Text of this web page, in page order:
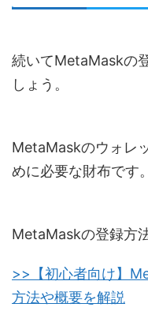
続いてMetaMaskの
しょう。
MetaMaskのウォレ
めに必要な財布です。
MetaMaskの登録方
>>【初心者向け】
方法や概要を解説